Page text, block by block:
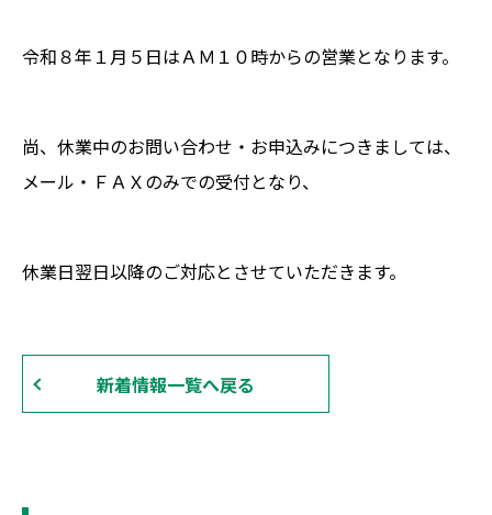
令和８年１月５日はＡＭ１０時からの営業となります。
尚、休業中のお問い合わせ・お申込みにつきましては、
メール・ＦＡＸのみでの受付となり、
休業日翌日以降のご対応とさせていただきます。
新着情報一覧へ戻る